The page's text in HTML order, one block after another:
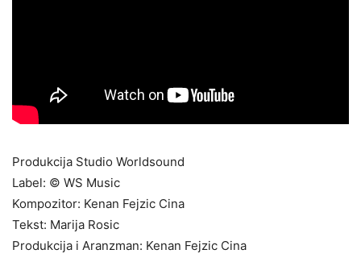
Produkcija Studio Worldsound
Label: © WS Music
Kompozitor: Kenan Fejzic Cina
Tekst: Marija Rosic
Produkcija i Aranzman: Kenan Fejzic Cina